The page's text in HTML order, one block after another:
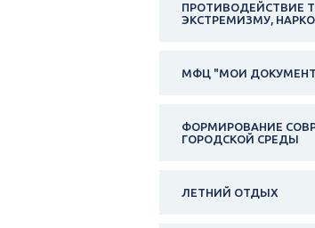
ПРОТИВОДЕЙСТВИЕ
ЭКСТРЕМИЗМУ,
МФЦ "МОИ
ФОРМИРОВАНИЕ
ГОРОДСКОЙ СРЕДЫ
ЛЕТНИЙ ОТДЫХ